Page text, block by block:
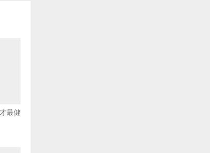
最健